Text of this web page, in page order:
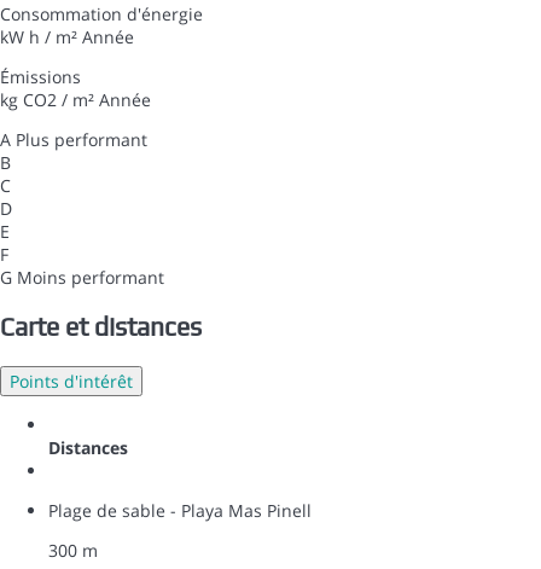
Consommation d'énergie
kW h / m² Année
Émissions
kg CO2 / m² Année
A Plus performant
B
C
D
E
F
G Moins performant
Carte et distances
Points d'intérêt
Distances
Plage de sable - Playa Mas Pinell
300 m